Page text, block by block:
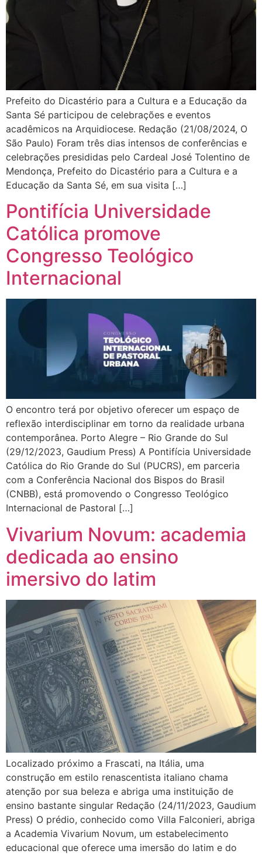
Prefeito do Dicastério para a Cultura e a Educação da
Santa Sé participou de celebrações e eventos
acadêmicos na Arquidiocese. Redação (21/08/2024, O
São Paulo) Foram três dias intensos de conferências e
celebrações presididas pelo Cardeal José Tolentino de
Mendonça, Prefeito do Dicastério para a Cultura e a
Educação da Santa Sé, em sua visita […]
Pontifícia Universidade
Católica promove
Congresso Teológico
Internacional
O encontro terá por objetivo oferecer um espaço de
reflexão interdisciplinar em torno da realidade urbana
contemporânea. Porto Alegre – Rio Grande do Sul
(29/12/2023, Gaudium Press) A Pontifícia Universidade
Católica do Rio Grande do Sul (PUCRS), em parceria
com a Conferência Nacional dos Bispos do Brasil
(CNBB), está promovendo o Congresso Teológico
Internacional de Pastoral […]
Vivarium Novum: academia
dedicada ao ensino
imersivo do latim
Localizado próximo a Frascati, na Itália, uma
construção em estilo renascentista italiano chama
atenção por sua beleza e abriga uma instituição de
ensino bastante singular Redação (24/11/2023, Gaudium
Press) O prédio, conhecido como Villa Falconieri, abriga
a Academia Vivarium Novum, um estabelecimento
educacional que oferece uma imersão do latim e do